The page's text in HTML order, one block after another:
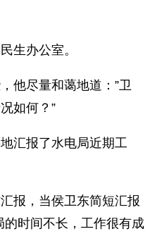
生办公室。
他尽量和蔼地道：”卫
如何？”
汇报了水电局近期工
报，当侯卫东简短汇报
的时间不长，工作很有成